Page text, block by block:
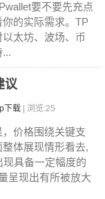
要不要先充点
的实际需求。TP
太坊、波场、币
议
下载 | 浏览:25
价格围绕关键支
体展现情形看去,
具备一定幅度的
呈现出有所被放大